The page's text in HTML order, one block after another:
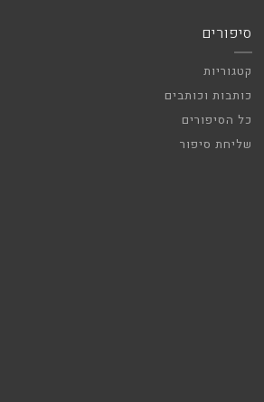
סיפורים
קטגוריות
כותבות וכותבים
כל הסיפורים
שליחת סיפור